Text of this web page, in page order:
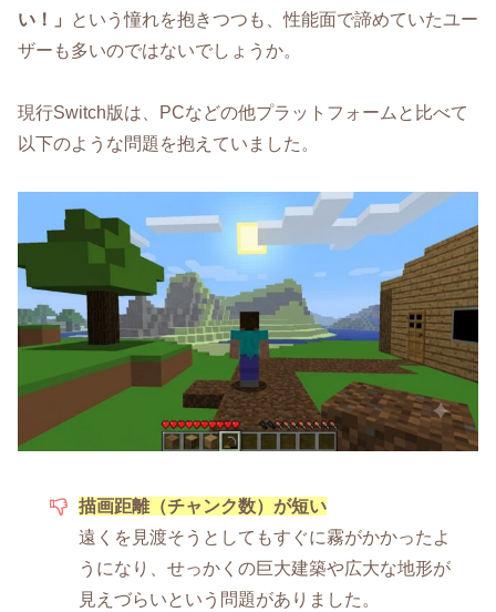
い！」
という憧れを抱きつつも、性能面で諦めていたユー
ザーも多いのではないでしょうか。
現行Switch版は、PCなどの他プラットフォームと比べて
以下のような問題を抱えていました。
描画距離（チャンク数）が短い
遠くを見渡そうとしてもすぐに霧がかかったよ
うになり、せっかくの巨大建築や広大な地形が
見えづらいという問題がありました。